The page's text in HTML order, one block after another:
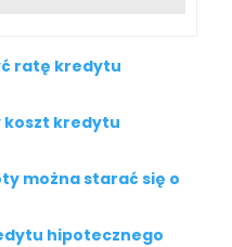
ratę kredytu
koszt kredytu
można starać się o
hipotecznego